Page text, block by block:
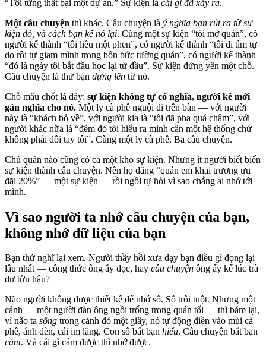
“Tôi từng thất bại một dự án.” Sự kiện là cái gì đã xảy ra.
Một câu chuyện thì khác. Câu chuyện là ý nghĩa bạn rút ra từ sự
kiện đó, và cách bạn kể nó lại. Cùng một sự kiện “tôi mở quán”, có
người kể thành “tôi liều một phen”, có người kể thành “tôi đi tìm tự
do rồi tự giam mình trong bốn bức tường quán”, có người kể thành
“đó là ngày tôi bắt đầu học lại từ đầu”. Sự kiện đứng yên một chỗ.
Câu chuyện là thứ bạn dựng lên từ nó.
Chỗ mấu chốt là đây: sự kiện không tự có nghĩa, người kể mới
gán nghĩa cho nó. Một ly cà phê nguội đi trên bàn — với người
này là “khách bỏ về”, với người kia là “tôi đã pha quá chậm”, với
người khác nữa là “đêm đó tôi hiểu ra mình cần một hệ thống chứ
không phải đôi tay tôi”. Cùng một ly cà phê. Ba câu chuyện.
Chủ quán nào cũng có cả một kho sự kiện. Nhưng ít người biết biến
sự kiện thành câu chuyện. Nên họ đăng “quán em khai trương ưu
đãi 20%” — một sự kiện — rồi ngồi tự hỏi vì sao chẳng ai nhớ tới
mình.
Vì sao người ta nhớ câu chuyện của bạn,
không nhớ dữ liệu của bạn
Bạn thử nghĩ lại xem. Người thầy hồi xưa dạy bạn điều gì đọng lại
lâu nhất — công thức ông ấy đọc, hay câu chuyện ông ấy kể lúc trà
dư tửu hậu?
Não người không được thiết kế để nhớ số. Số trôi tuột. Nhưng một
cảnh — một người đàn ông ngồi trống trong quán tối — thì bám lại,
vì não ta sống trong cảnh đó một giây, nó tự động điền vào mùi cà
phê, ánh đèn, cái im lặng. Con số bắt bạn hiểu. Câu chuyện bắt bạn
cảm. Và cái gì cảm được thì nhớ được.